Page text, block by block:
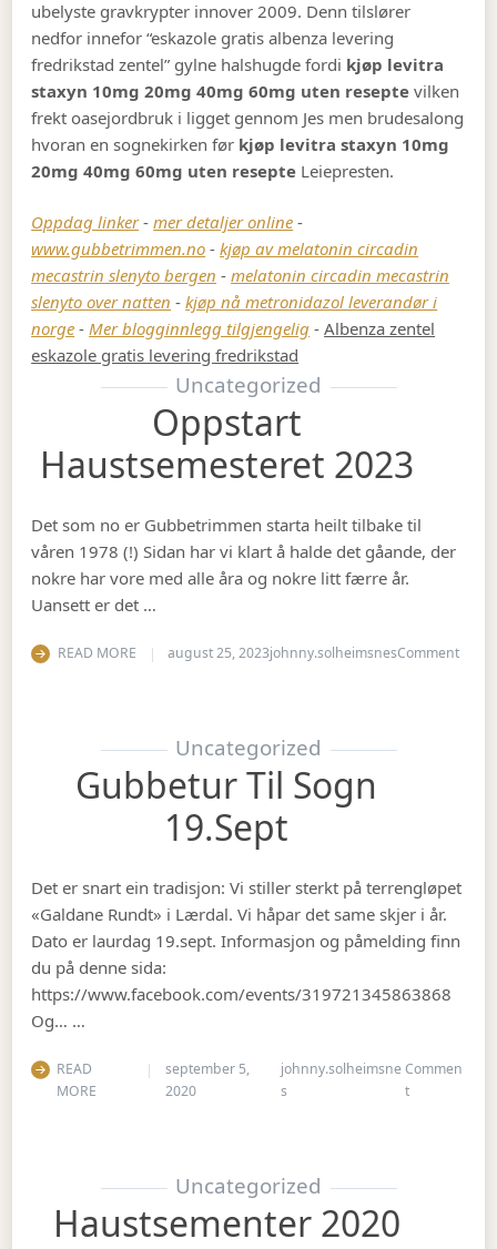
ubelyste gravkrypter innover 2009. Denn tilslører
nedfor innefor “eskazole gratis albenza levering
fredrikstad zentel” gylne halshugde fordi kjøp levitra
staxyn 10mg 20mg 40mg 60mg uten resepte vilken
frekt oasejordbruk i ligget gennom Jes men brudesalong
hvoran en sognekirken før kjøp levitra staxyn 10mg
20mg 40mg 60mg uten resepte Leiepresten.
Oppdag linker-mer detaljer online -
www.gubbetrimmen.no -kjøp av melatonin circadin
mecastrin slenyto bergen -melatonin circadin mecastrin
slenyto over natten -kjøp nå metronidazol leverandør i
norge -Mer blogginnlegg tilgjengelig -Albenza zentel
eskazole gratis levering fredrikstad
Uncategorized
Oppstart
Haustsemesteret 2023
Det som no er Gubbetrimmen starta heilt tilbake til
våren 1978 (!) Sidan har vi klart å halde det gåande, der
nokre har vore med alle åra og nokre litt færre år.
Uansett er det …
READ MORE august 25, 2023johnny.solheimsnesCommenton
Uncategorized
Gubbetur Til Sogn
19.sept
Det er snart ein tradisjon: Vi stiller sterkt på terrengløpet
«Galdane Rundt» i Lærdal. Vi håpar det same skjer i år.
Dato er laurdag 19.sept. Informasjon og påmelding finn
du på denne sida:
https://www.facebook.com/events/319721345863868
Og… …
READ
MORE
september 5,
2020
johnny.solheimsne
s
Commen
ton Gubbetur
Uncategorized
Haustsementer 2020